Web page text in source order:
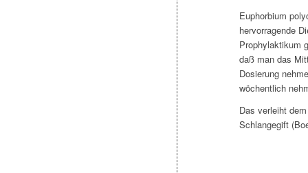
Euphorbium
hervorragende
Prophylaktikum
daß man das
Dosierung
wöchentlich
Das verleiht
Schlangegift